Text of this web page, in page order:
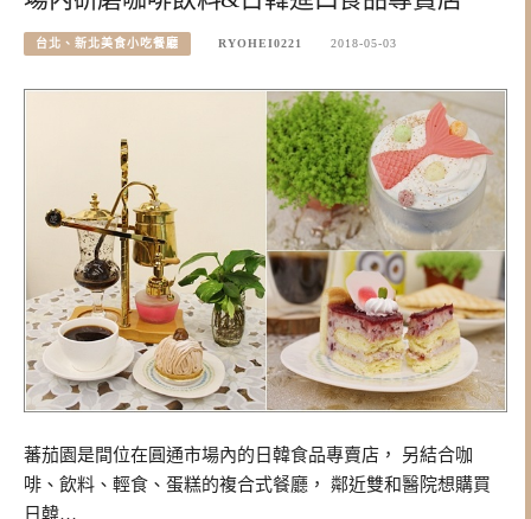
台北、新北美食小吃餐廳 RYOHEI0221 2018-05-03
蕃茄園是間位在圓通市場內的日韓食品專賣店， 另結合咖
啡、飲料、輕食、蛋糕的複合式餐廳， 鄰近雙和醫院想購買
日韓…